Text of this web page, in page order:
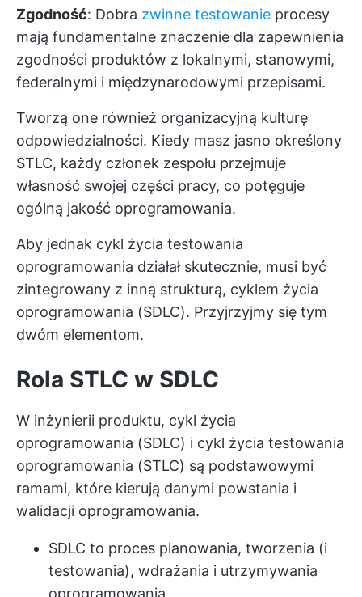
Zgodność: Dobra zwinne testowanie procesy
mają fundamentalne znaczenie dla zapewnienia
zgodności produktów z lokalnymi, stanowymi,
federalnymi i międzynarodowymi przepisami.
Tworzą one również organizacyjną kulturę
odpowiedzialności. Kiedy masz jasno określony
STLC, każdy członek zespołu przejmuje
własność swojej części pracy, co potęguje
ogólną jakość oprogramowania.
Aby jednak cykl życia testowania
oprogramowania działał skutecznie, musi być
zintegrowany z inną strukturą, cyklem życia
oprogramowania (SDLC). Przyjrzyjmy się tym
dwóm elementom.
Rola STLC w SDLC
W inżynierii produktu, cykl życia
oprogramowania (SDLC) i cykl życia testowania
oprogramowania (STLC) są podstawowymi
ramami, które kierują danymi powstania i
walidacji oprogramowania.
SDLC to proces planowania, tworzenia (i
testowania), wdrażania i utrzymywania
oprogramowania